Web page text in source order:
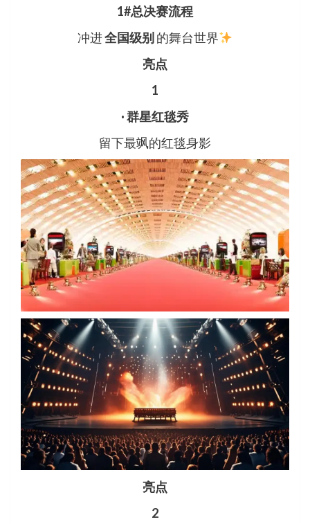
1#总决赛流程
冲进全国级别 的舞台世界
亮点
1
· 群星红毯秀
留下最飒的红毯身影
亮点
2